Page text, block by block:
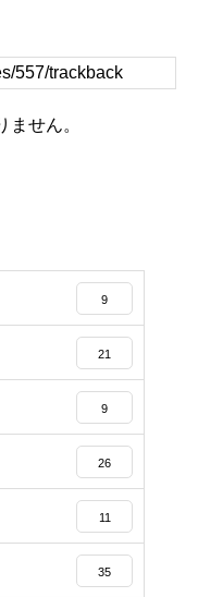
せん。
9
21
9
26
11
35